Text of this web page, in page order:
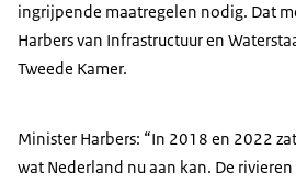
ingrijpende maatregelen nodig. Dat
Harbers van Infrastructuur en
Tweede Kamer.
Minister Harbers: “In 2018 en 2022
wat Nederland nu aan kan. De